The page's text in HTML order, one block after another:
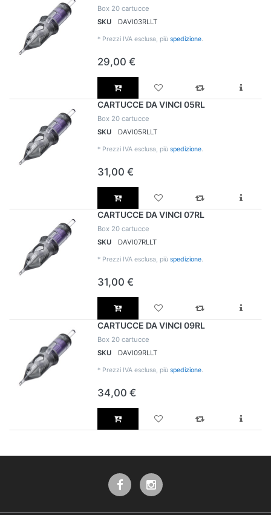
Box 20 cartucce
SKU
DAVI03RLLT
* Prezzi IVA esclusa, più spedizione.
29,00 €
CARTUCCE DA VINCI 05RL
Box 20 cartucce
SKU
DAVI05RLLT
* Prezzi IVA esclusa, più spedizione.
31,00 €
CARTUCCE DA VINCI 07RL
Box 20 cartucce
SKU
DAVI07RLLT
* Prezzi IVA esclusa, più spedizione.
31,00 €
CARTUCCE DA VINCI 09RL
Box 20 cartucce
SKU
DAVI09RLLT
* Prezzi IVA esclusa, più spedizione.
34,00 €